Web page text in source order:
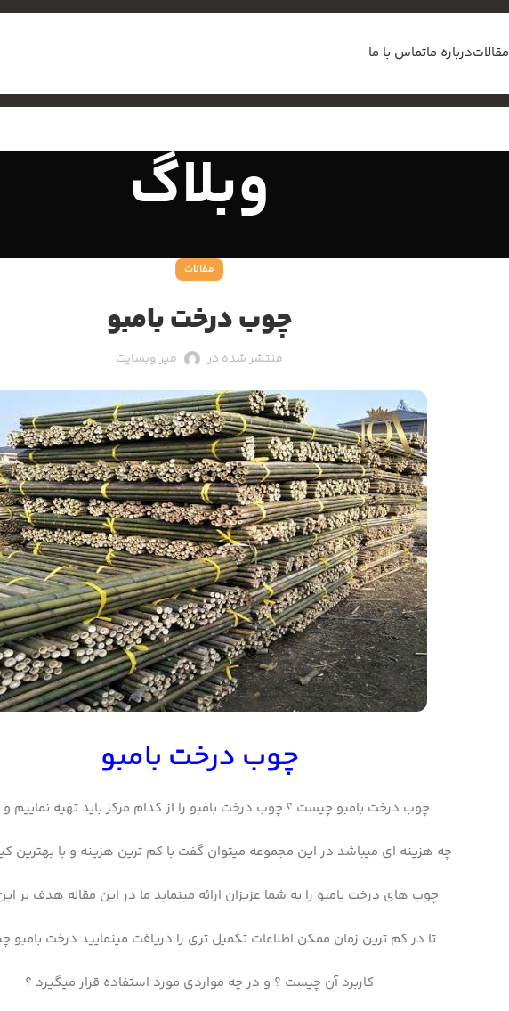
مقالاتدرباره ماتماس با ما
وبلاگ
مقالات
چوب درخت بامبو
منتشر شده در میر وبسایت
چوب درخت بامبو
چوب درخت بامبو چیست ؟ چوب درخت بامبو را از کدام مرکز باید تهیه نماییم و
چه هزینه ای میباشد در این مجموعه میتوان گفت با کم ترین هزینه و با بهترین
چوب های درخت بامبو را به شما عزیزان ارائه مینماید ما در این مقاله هدف بر
تا در کم ترین زمان ممکن اطلاعات تکمیل تری را دریافت مینمایید درخت بامبو
کاربرد آن چیست ؟ و در چه مواردی مورد استفاده قرار میگیرد ؟